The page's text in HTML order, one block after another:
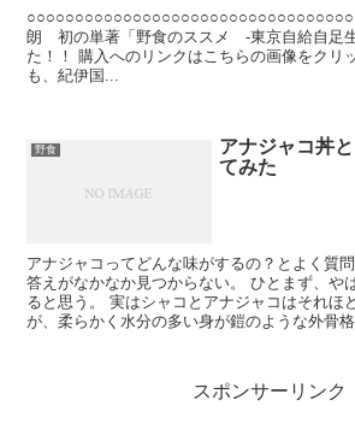
朗 初の単著「野食のススメ -東京自給自足
た！！ 購入へのリンクはこちらの画像をクリ
も、紀伊国...
野食
アナジャコ丼
てみた
アナジャコってどんな味がするの？とよく質
答えがなかなか見つからない。 ひとまず、や
ると思う。 実はシャコとアナジャコはそれほ
が、柔らかく水分の多い身が鎧のような外骨
スポンサーリンク